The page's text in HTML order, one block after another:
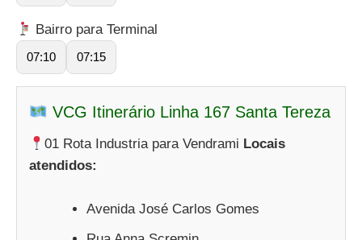
Bairro para Terminal
07:10 07:15
VCG Itinerário Linha 167 Santa Tereza
01 Rota Industria para Vendrami Locais
atendidos:
Avenida José Carlos Gomes